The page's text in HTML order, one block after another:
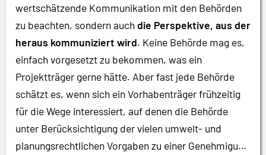
wertschätzende Kommunikation mit den Behörden
zu beachten, sondern auchdie Perspektive, aus der
heraus kommuniziert wird. Keine Behörde mag es,
einfach vorgesetzt zu bekommen, was ein
Projektträger gerne hätte. Aber fast jede Behörde
schätzt es, wenn sich ein Vorhabenträger frühzeitig
für die Wege interessiert, auf denen die Behörde
unter Berücksichtigung der vielen umwelt- und
planungsrechtlichen Vorgaben zu einer Genehmigung